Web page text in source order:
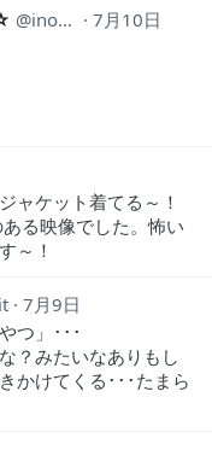
inori_ushimitsu
7月10日
ャケット着てる～！
る映像でした。怖い
～！
7月9日
つ」･･･
？みたいなありもし
かけてくる･･･たまら